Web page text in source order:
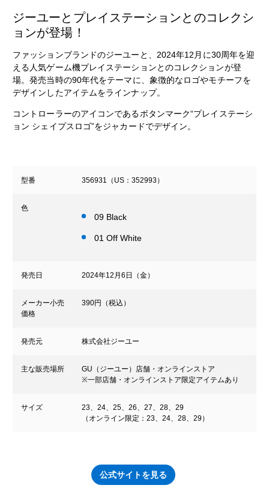
ジーユーとプレイステーションとのコレクシ
ョンが登場！
ファッションブランドのジーユーと、2024年12月に30周年を迎
える人気ゲーム機プレイステーションとのコレクションが登
場。発売当時の90年代をテーマに、象徴的なロゴやモチーフを
デザインしたアイテムをラインナップ。
コントローラーのアイコンであるボタンマーク“プレイステーシ
ョン シェイプスロゴ”をジャカードでデザイン。
型番 356931（US：352993）
色
09 Black
01 Off White
発売日 2024年12月6日（金）
メーカー小売
価格
390円（税込）
発売元 株式会社ジーユー
主な販売場所
GU（ジーユー）店舗・オンラインストア
※一部店舗・オンラインストア限定アイテムあり
サイズ
23、24、25、26、27、28、29
（オンライン限定：23、24、28、29）
公式サイトを見る